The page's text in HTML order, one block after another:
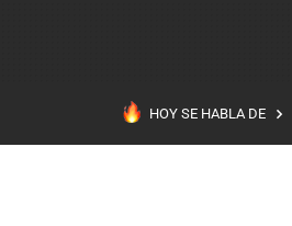
HOY SE HABLA DE